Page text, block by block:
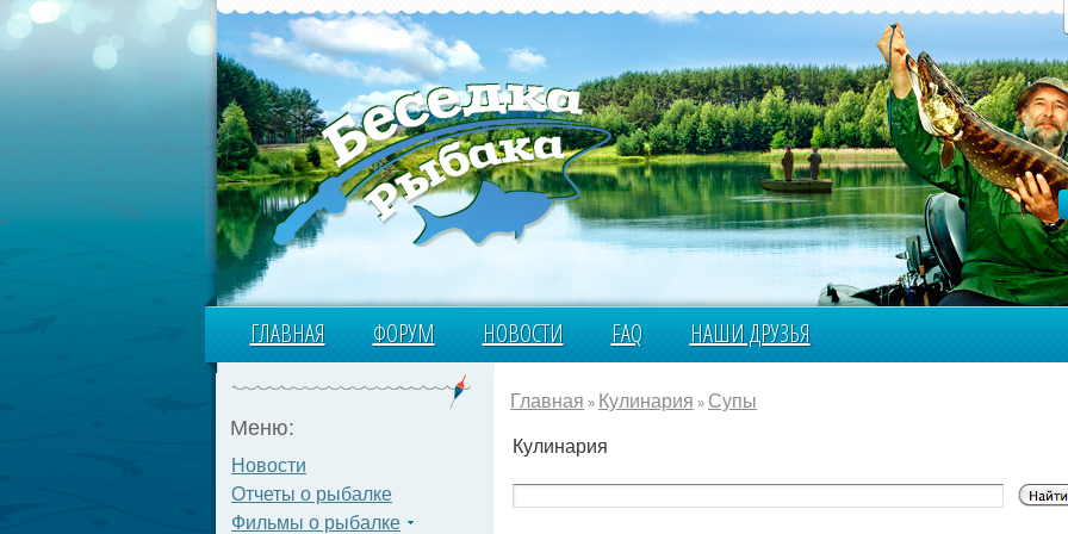
ГЛАВНАЯ ФОРУМ НОВОСТИ FAQ НАШИ ДРУЗЬЯ
Меню:
Новости
Отчеты о рыбалке
Фильмы о рыбалке
Главная » Кулинария » Супы
Кулинария